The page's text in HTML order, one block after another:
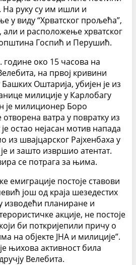
На руку су им ишли и
у виду “Хрватског прољећа”,
али и расположење хрватског
Госпић и Перушић.
године око 15 часова на
на првој кривини
Оштарија, убијен је из
милиције у Карлобагу
је милиционер Боро
ватра у повратку из
остао нејасан мотив напада
из швајцарског Рајхенбаха у
и зашто извршио атентат.
се потрага за њима.
емиграције постоје ставови
још од краја шезедестих
изводећи планиране и
акције, не постоје
би поткријепили причу о
на објекте ЈНА и милиције”.
њихова активност била
Велебита.